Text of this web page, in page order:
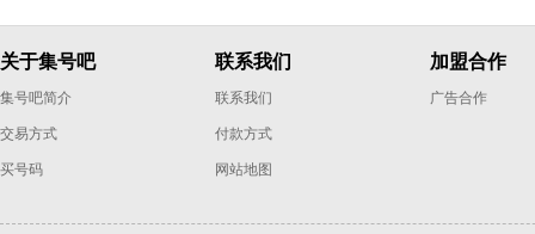
关于集号吧
集号吧简介
交易方式
买号码
联系我们
联系我们
付款方式
网站地图
加盟合作
广告合作